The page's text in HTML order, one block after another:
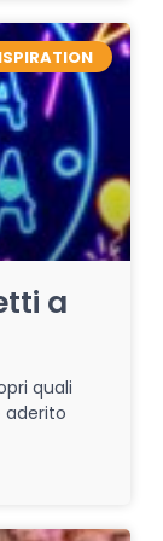
a
quali
aderito